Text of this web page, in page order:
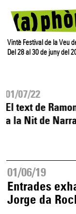
Vintè Festival de la Veu
Del 28 al 30 de juny del
01/07/22
El text de
a la Nit de
01/06/19
Entrades
Jorge da